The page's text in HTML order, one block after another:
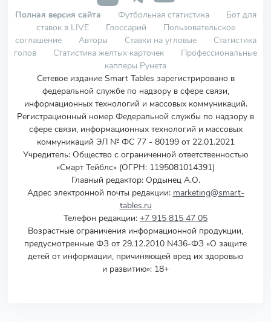
Полная версия сайта Футбольная статистика
Бот для
ставок в LIVE
Глоссарий
Пользовательское
соглашение
Авторы Ставки на угловые
Статистика
голов
Статистика желтых карточек
Профессиональные
капперы Рунета
Сетевое издание Smart Tables зарегистрировано в
федеральной службе по надзору в сфере связи,
информационных технологий и массовых коммуникаций.
Регистрационный номер Федеральной службы по надзору в
сфере связи, информационных технологий и массовых
коммуникаций ЭЛ № ФС 77 - 80199 от 22.01.2021
Учредитель: Общество с ограниченной ответственностью
«Смарт Тейблс» (ОГРН: 1195081014391)
Главный редактор: Ордынец А.О.
Адрес электронной почты редакции: marketing@smart-
tables.ru
Телефон редакции: +7 915 815 47 05
Возрастные ограничения информационной продукции,
предусмотренные ФЗ от 29.12.2010 N436-ФЗ «О защите
детей от информации, причиняющей вред их здоровью
и развитию»: 18+